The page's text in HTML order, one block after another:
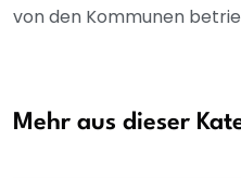
von den Kommunen
Mehr aus dieser